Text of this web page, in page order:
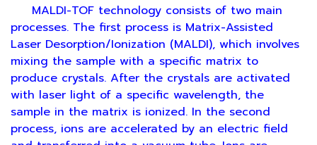
MALDI-TOF technology consists of two main
processes. The first process is Matrix-Assisted
Laser Desorption/Ionization (MALDI), which involves
mixing the sample with a specific matrix to
produce crystals. After the crystals are activated
with laser light of a specific wavelength, the
sample in the matrix is ionized. In the second
process, ions are accelerated by an electric field